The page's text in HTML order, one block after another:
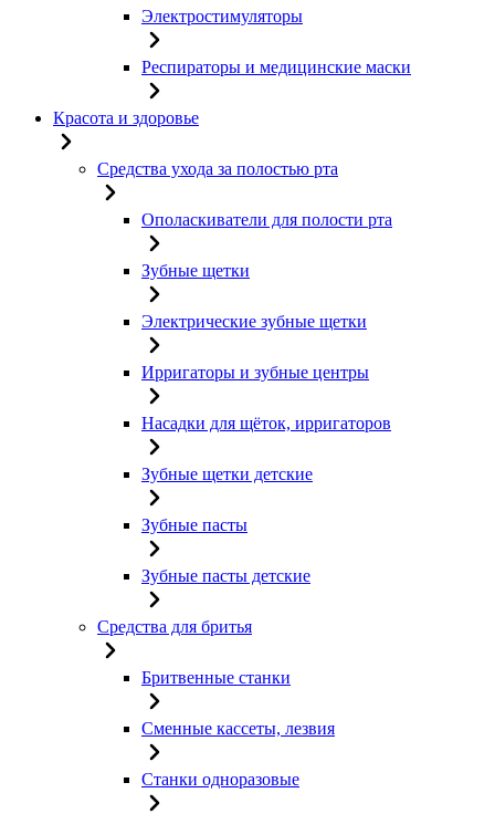
Электростимуляторы
Респираторы и медицинские маски
Красота и здоровье
Средства ухода за полостью рта
Ополаскиватели для полости рта
Зубные щетки
Электрические зубные щетки
Ирригаторы и зубные центры
Насадки для щёток, ирригаторов
Зубные щетки детские
Зубные пасты
Зубные пасты детские
Средства для бритья
Бритвенные станки
Сменные кассеты, лезвия
Станки одноразовые